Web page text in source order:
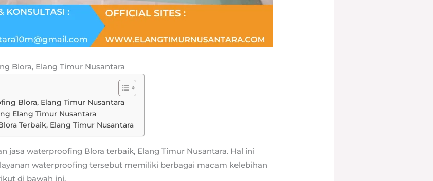
Blora, Elang Timur Nusantara
Blora, Elang Timur Nusantara
Elang Timur Nusantara
Terbaik, Elang Timur Nusantara
jasa waterproofing Blora terbaik, Elang Timur Nusantara. Hal ini
waterproofing tersebut memiliki berbagai macam kelebihan
di bawah ini.